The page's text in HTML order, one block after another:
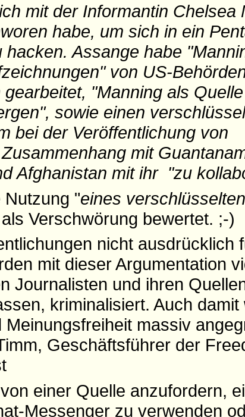
mit der Informantin Chelsea
habe, um sich in ein
Assange habe
von US-
"Manning als
sowie einen
bei der Veröffentlichung von
mit
Afghanistan mit ihr "zu
Nutzung "eines verschlüsselten
Verschwörung bewertet. ;-)
nicht ausdrücklich
mit dieser Argumentation
Journalisten und ihren
kriminalisiert. Auch
massiv
Geschäftsführer der
einer Quelle anzufordern,
Messenger zu verwenden